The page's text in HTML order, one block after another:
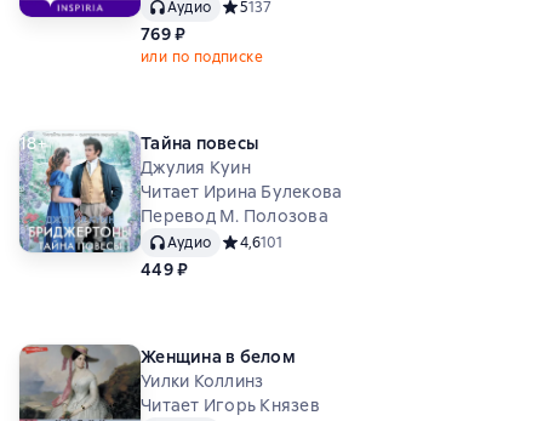
Аудио Средний рейтинг 5 на основе 137 оценок
5137
769 ₽
или по подписке
18+
Тайна повесы
Джулия Куин
Читает Ирина Булекова
Перевод М. Полозова
Аудио Средний рейтинг 4,6 на основе 101 оценок
4,6101
449 ₽
Женщина в белом
Уилки Коллинз
Читает Игорь Князев